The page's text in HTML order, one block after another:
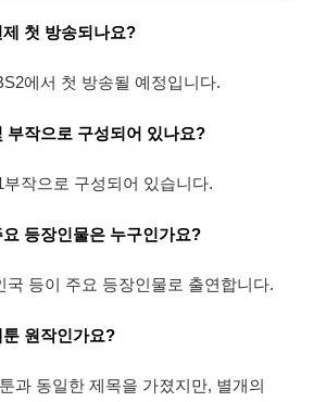
첫 방송되나요?
에서 첫 방송될 예정입니다.
부작으로 구성되어 있나요?
작으로 구성되어 있습니다.
등장인물은 누구인가요?
국 등이 주요 등장인물로 출연합니다.
원작인가요?
과 동일한 제목을 가졌지만, 별개의